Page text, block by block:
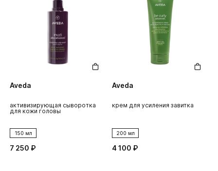
Aveda
активизирующая сыворотка
для кожи головы
150 мл
7 250 ₽
Aveda
крем для усиления завитка
200 мл
4 100 ₽